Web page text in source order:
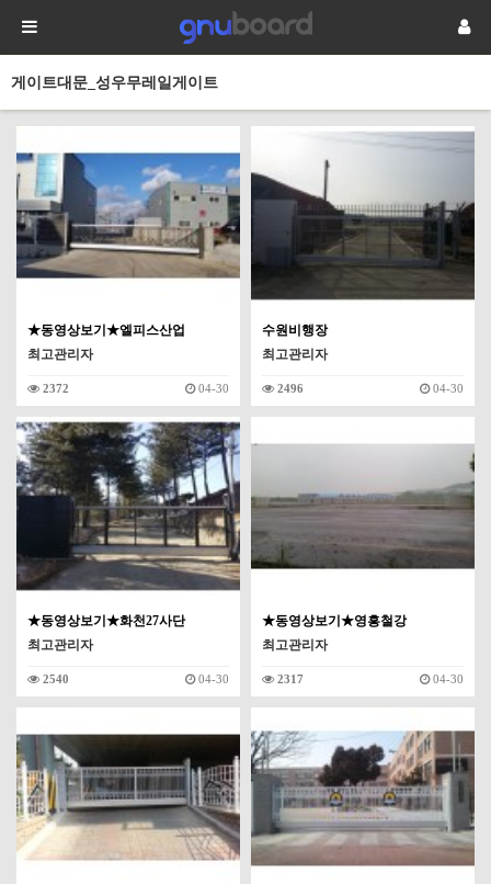
게이트대문_성우무레일게이트
★동영상보기★엘피스산업
최고관리자
2372 04-30
수원비행장
최고관리자
2496 04-30
★동영상보기★화천27사단
최고관리자
2540 04-30
★동영상보기★영흥철강
최고관리자
2317 04-30